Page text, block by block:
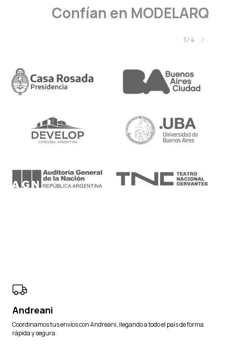
Confían en MODELARQ
1 / 4
Andreani
Coordinamos tus envíos con Andreani, llegando a todo el país de forma
rápida y segura.